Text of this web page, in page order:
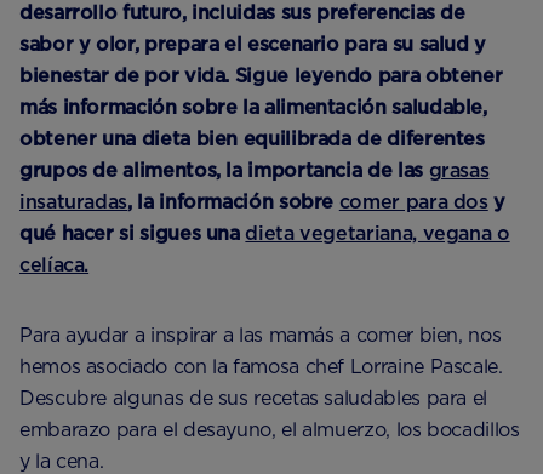
desarrollo futuro, incluidas sus preferencias de
sabor y olor, prepara el escenario para su salud y
bienestar de por vida. Sigue leyendo para obtener
más información sobre la alimentación saludable,
obtener una dieta bien equilibrada de diferentes
grupos de alimentos, la importancia de las grasas
insaturadas, la información sobre comer para dosy
qué hacer si sigues una dieta vegetariana, vegana o
celíaca.
Para ayudar a inspirar a las mamás a comer bien, nos
hemos asociado con la famosa chef Lorraine Pascale.
Descubre algunas de sus recetas saludables para el
embarazo para el desayuno, el almuerzo, los bocadillos
y la cena.